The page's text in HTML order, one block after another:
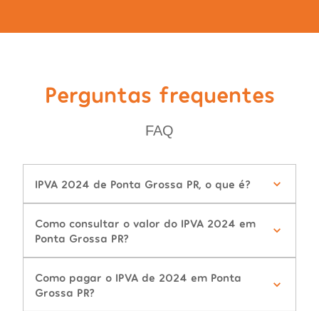
Perguntas frequentes
FAQ
IPVA 2024 de Ponta Grossa PR, o que é?
Como consultar o valor do IPVA 2024 em
Ponta Grossa PR?
Como pagar o IPVA de 2024 em Ponta
Grossa PR?